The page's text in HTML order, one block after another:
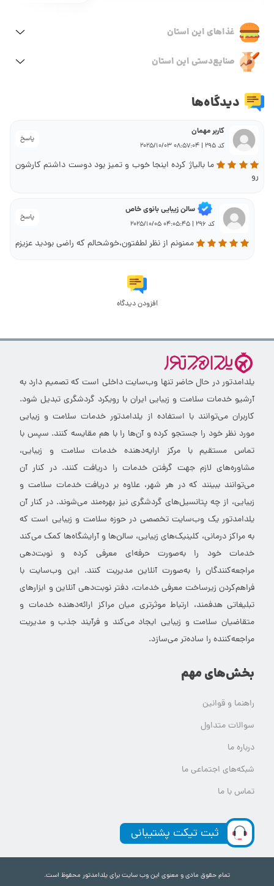
غذاهای این استان
صنایع‌دستی این استان
دیدگاه‌ها
پاسخ
کاربر مهمان
کد 295 | 08:57:04 2025/10/03
ما بالیاژ کرده اینجا خوب و تمیز بود دوست داشتم کارشون
رو
پاسخ
سالن زیبایی بانوی خاص
کد 296 | 04:05:45 2025/10/05
ممنونم از نظر لطفتون،خوشحالم که راضی بودید عزیزم
افزودن دیدگاه
یلدامدتور در حال حاضر تنها وب‌سایت داخلی است که تصمیم دارد به
آرشیو خدمات سلامت و زیبایی ایران با رویکرد گردشگری تبدیل شود.
کاربران می‌توانند با استفاده از یلدامدتور خدمات سلامت و زیبایی
مورد نظر خود را جستجو کرده و آن‌ها را با هم مقایسه کنند. سپس با
تماس مستقیم با مرکز ارایه‌دهنده خدمات سلامت و زیبایی،
مشاوره‌های لازم جهت گرفتن خدمات را دریافت کنند. در کنار آن
می‌توانند ببینند که در هر شهر، علاوه بر دریافت خدمات سلامت و
زیبایی، از چه پتانسیل‌های گردشگری نیز بهره‌مند می‌شوند. در کنار آن
یلدامدتور یک وب‌سایت تخصصی در حوزه سلامت و زیبایی است که
به مراکز درمانی، کلینیک‌های زیبایی، سالن‌ها و آرایشگاه‌ها کمک می‌کند
خدمات خود را به‌صورت حرفه‌ای معرفی کرده و نوبت‌دهی
مراجعه‌کنندگان را به‌صورت آنلاین مدیریت کنند. این وب‌سایت با
فراهم‌کردن زیرساخت معرفی خدمات، دفتر نوبت‌دهی آنلاین و ابزارهای
تبلیغاتی هدفمند، ارتباط موثرتری میان مراکز ارائه‌دهنده خدمات و
متقاضیان سلامت و زیبایی ایجاد می‌کند و فرآیند جذب و مدیریت
مراجعه‌کننده را ساده‌تر می‌سازد.
بخش‌های مهم
راهنما و قوانین
سوالات متداول
درباره ما
شبکه‌های اجتماعی ما
تماس با ما
ثبت تیکت پشتیبانی
تمام حقوق مادی و معنوی این وب سایت برای یلدامدتور محفوظ است.